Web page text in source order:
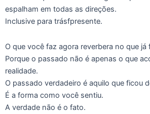
espalham em todas as direções.
Inclusive para trásfpresente.
O que você faz agora reverbera no que já
Porque o passado não é apenas o que
realidade.
O passado verdadeiro é aquilo que ficou
É a forma como você sentiu.
A verdade não é o fato.